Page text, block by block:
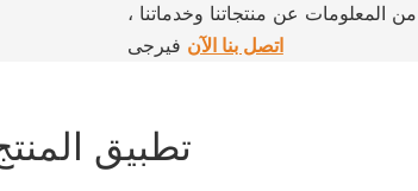
المعلومات عن منتجاتنا وخدماتنا ،
اتصل بنا الآن